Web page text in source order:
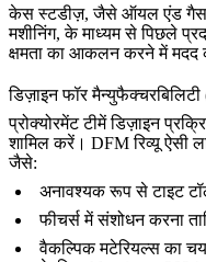
केस स्टडीज़, जैसे ऑयल एंड गैस
मशीनिंग, के माध्यम से पिछले
क्षमता का आकलन करने में मदद
डिज़ाइन फॉर
प्रोक्योरमेंट टीमें डिज़ाइन
शामिल करें। DFM रिव्यू ऐसी
जैसे:
अनावश्यक रूप से टाइट
फीचर्स में संशोधन करना
वैकल्पिक मटेरियल्स का